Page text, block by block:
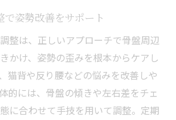
で姿勢改善をサポート
整は、正しいアプローチで骨盤周辺
かけ、姿勢の歪みを根本からケアし
猫背や反り腰などの悩みを改善しや
的には、骨盤の傾きや左右差をチェ
に合わせて手技を用いて調整。定期